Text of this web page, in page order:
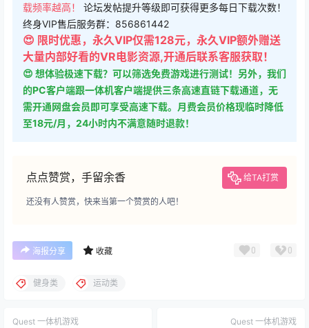
载频率越高！ 论坛发帖提升等级即可获得更多每日下载次数！
终身VIP售后服务群：856861442
😍 限时优惠，永久VIP仅需128元，永久VIP额外赠送
大量内部好看的VR电影资源,开通后联系客服获取！
😍 想体验极速下载？可以筛选免费游戏进行测试！另外，我们
的PC客户端跟一体机客户端提供三条高速直链下载通道，无
需开通网盘会员即可享受高速下载。月费会员价格现临时降低
至18元/月，24小时内不满意随时退款！
点点赞赏，手留余香 给TA打赏
还没有人赞赏，快来当第一个赞赏的人吧！
海报分享 收藏 0 0
健身类 运动类
Quest 一体机游戏 Quest 一体机游戏